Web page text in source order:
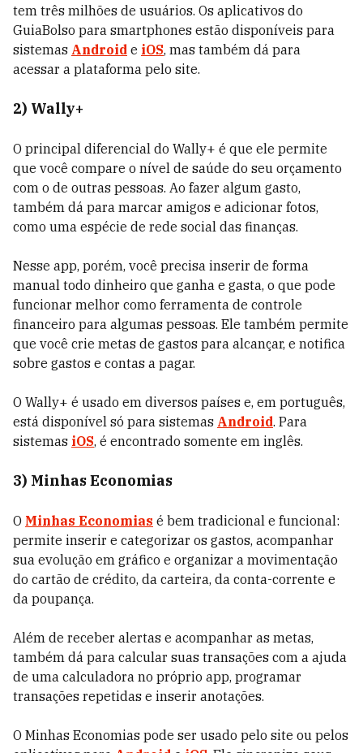
tem três milhões de usuários. Os aplicativos do
GuiaBolso para smartphones estão disponíveis para
sistemas Android e iOS, mas também dá para
acessar a plataforma pelo site.
2) Wally+
O principal diferencial do Wally+ é que ele permite
que você compare o nível de saúde do seu orçamento
com o de outras pessoas. Ao fazer algum gasto,
também dá para marcar amigos e adicionar fotos,
como uma espécie de rede social das finanças.
Nesse app, porém, você precisa inserir de forma
manual todo dinheiro que ganha e gasta, o que pode
funcionar melhor como ferramenta de controle
financeiro para algumas pessoas. Ele também permite
que você crie metas de gastos para alcançar, e notifica
sobre gastos e contas a pagar.
O Wally+ é usado em diversos países e, em português,
está disponível só para sistemas Android. Para
sistemas iOS, é encontrado somente em inglês.
3) Minhas Economias
O Minhas Economias é bem tradicional e funcional:
permite inserir e categorizar os gastos, acompanhar
sua evolução em gráfico e organizar a movimentação
do cartão de crédito, da carteira, da conta-corrente e
da poupança.
Além de receber alertas e acompanhar as metas,
também dá para calcular suas transações com a ajuda
de uma calculadora no próprio app, programar
transações repetidas e inserir anotações.
O Minhas Economias pode ser usado pelo site ou pelos